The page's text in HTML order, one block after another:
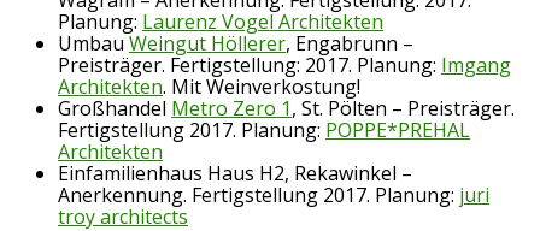
Planung: Laurenz Vogel Architekten
Umbau Weingut Höllerer, Engabrunn –
Preisträger. Fertigstellung: 2017. Planung: Imgang
Architekten. Mit Weinverkostung!
Großhandel Metro Zero 1, St. Pölten – Preisträger.
Fertigstellung 2017. Planung: POPPE*PREHAL
Architekten
Einfamilienhaus Haus H2, Rekawinkel –
Anerkennung. Fertigstellung 2017. Planung: juri
troy architects